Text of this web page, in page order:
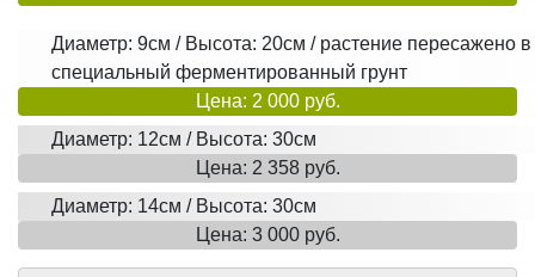
Диаметр: 9см / Высота: 20см / растение пересажено в
специальный ферментированный грунт
Цена: 2 000 руб.
Диаметр: 12см / Высота: 30см
Цена: 2 358 руб.
Диаметр: 14см / Высота: 30см
Цена: 3 000 руб.